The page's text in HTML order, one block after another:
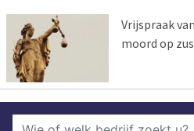
Vrijspraak
moord op